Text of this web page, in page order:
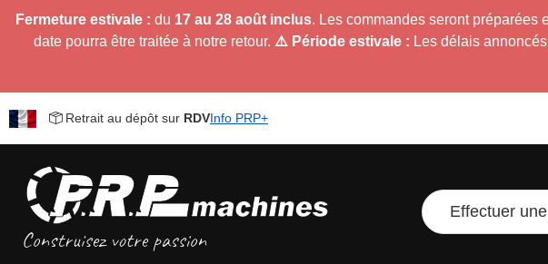
Fermeture estivale : du 17 au 28 août inclus. Les commandes seront préparées
date pourra être traitée à notre retour. ⚠️ Période estivale : Les délais
Retrait au dépôt sur RDVInfo PRP+
Effectuer